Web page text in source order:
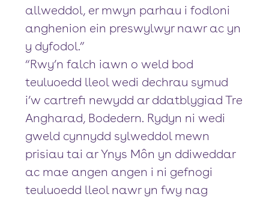
allweddol, er mwyn parhau i fodloni
anghenion ein preswylwyr nawr ac yn
y dyfodol.”
“Rwy’n falch iawn o weld bod
teuluoedd lleol wedi dechrau symud
i’w cartrefi newydd ar ddatblygiad Tre
Angharad, Bodedern. Rydyn ni wedi
gweld cynnydd sylweddol mewn
prisiau tai ar Ynys Môn yn ddiweddar
ac mae angen angen i ni gefnogi
teuluoedd lleol nawr yn fwy nag